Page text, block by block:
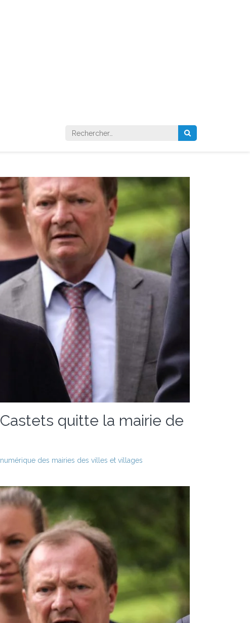
Rechercher :
quitte la mairie de
des mairies des villes et villages